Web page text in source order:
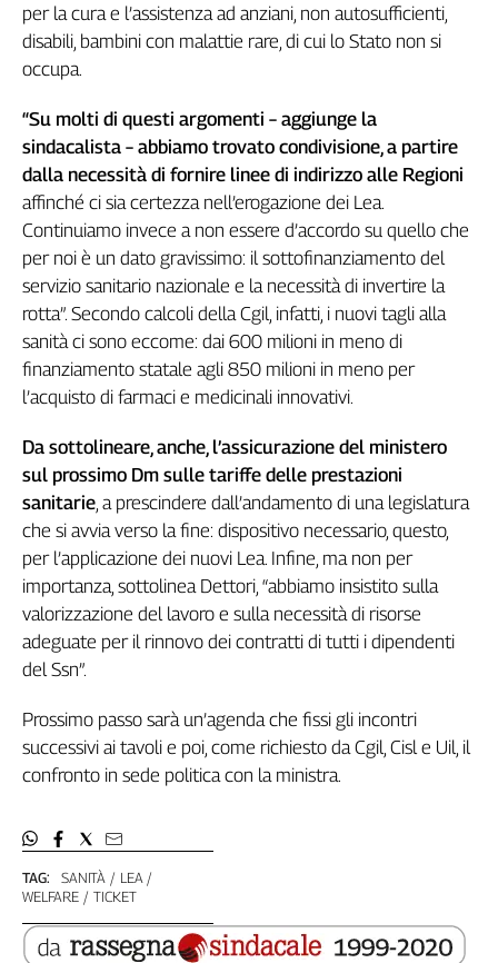
Sassolino
Linea
Economica
It
Easy
Inserti
Idea
Diffusa
InFlai
Le
trasmissioni
tv
Progress
L'Italia
nel
Lavoro
Territori
Abruzzo-
Molise
Alto
Basilicata
Calabria
Campania
Romagna
Venezia
Lazio
TAG: SANITÀ
LEA
WELFARE
TICKET
per la cura e l’assistenza ad anziani, non autosufficienti,
disabili, bambini con malattie rare, di cui lo Stato non si
occupa.
“Su molti di questi argomenti – aggiunge la
sindacalista – abbiamo trovato condivisione, a partire
dalla necessità di fornire linee di indirizzo alle Regioni
affinché ci sia certezza nell’erogazione dei Lea.
Continuiamo invece a non essere d’accordo su quello che
per noi è un dato gravissimo: il sottofinanziamento del
servizio sanitario nazionale e la necessità di invertire la
rotta”. Secondo calcoli della Cgil, infatti, i nuovi tagli alla
sanità ci sono eccome: dai 600 milioni in meno di
finanziamento statale agli 850 milioni in meno per
l’acquisto di farmaci e medicinali innovativi.
Da sottolineare, anche, l’assicurazione del ministero
sul prossimo Dm sulle tariffe delle prestazioni
sanitarie , a prescindere dall’andamento di una legislatura
che si avvia verso la fine: dispositivo necessario, questo,
per l’applicazione dei nuovi Lea. Infine, ma non per
importanza, sottolinea Dettori, “abbiamo insistito sulla
valorizzazione del lavoro e sulla necessità di risorse
adeguate per il rinnovo dei contratti di tutti i dipendenti
del Ssn”.
Prossimo passo sarà un’agenda che fissi gli incontri
successivi ai tavoli e poi, come richiesto da Cgil, Cisl e Uil, il
confronto in sede politica con la ministra.